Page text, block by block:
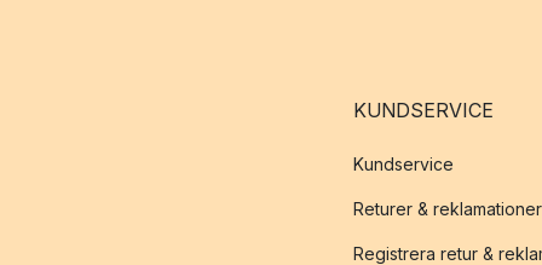
KUNDSERVICE
Kundservice
Returer & reklamationer
Registrera retur &